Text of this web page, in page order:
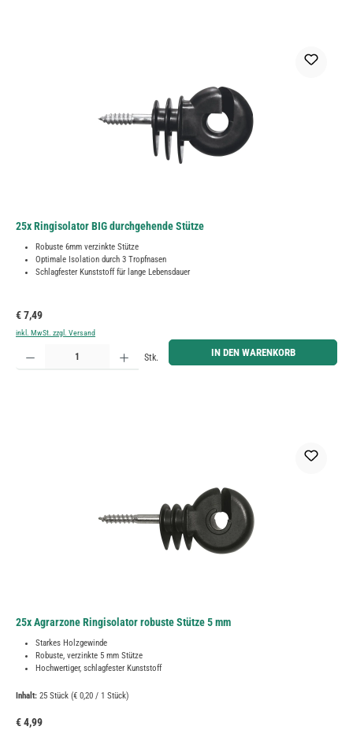
25x Ringisolator BIG durchgehende Stütze
Robuste 6mm verzinkte Stütze
Optimale Isolation durch 3 Tropfnasen
Schlagfester Kunststoff für lange Lebensdauer
Regulärer Preis:
€ 7,49
inkl. MwSt. zzgl. Versand
Produkt Anzahl: Gib den gewünschten Wert ein oder benutze die Schaltflächen um die Anzahl zu
Stk. IN DEN WARENKORB
25x Agrarzone Ringisolator robuste Stütze 5 mm
Starkes Holzgewinde
Robuste, verzinkte 5 mm Stütze
Hochwertiger, schlagfester Kunststoff
Inhalt: 25 Stück (€ 0,20 / 1 Stück)
Regulärer Preis:
€ 4,99